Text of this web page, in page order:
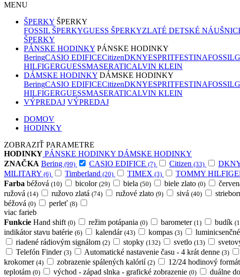
MENU
ŠPERKY ŠPERKY
FOSSIL ŠPERKYGUESS ŠPERKYZLATÉ DETSKÉ
ŠPERKY
PÁNSKE HODINKY PÁNSKE HODINKY
BeringCASIO EDIFICECitizenDKNYESPRITFESTINAFOSSIL
HILFIGERGUESSMASERATICALVIN KLEIN
DÁMSKE HODINKY DÁMSKE HODINKY
BeringCASIO EDIFICECitizenDKNYESPRITFESTINAFOSSIL
HILFIGERGUESSMASERATICALVIN KLEIN
VÝPREDAJ VÝPREDAJ
DOMOV
HODINKY
ZOBRAZIŤ PARAMETRE
HODINKY PÁNSKE HODINKY DÁMSKE HODINKY
ZNAČKA Bering (99) CASIO EDIFICE (7) Citizen (33)
MILITARY (6) Timberland (20) TIMEX (3) TOMMY
Farba béžová (10) bicolor (29) biela (50) biele zlato (0)
ružová (14) ružovo zlatá (74) ružové zlato (9) sivá (40)
béžová (0) perleť (8)
viac farieb
Funkcie Hand shift (0) režim potápania (0) barometer (1) budík
indikátor stavu batérie (6) kalendár (43) kompas (3)
riadené rádiovým signálom (2) stopky (132) svetlo (13)
Telefón Finder (3) Automatické nastavenie času - 4 krát denne (3)
krokomer (4) zobrazenie spálených kalórií (2) 12/24 hodinový formát
teplotám (0) východ - západ slnka - grafické zobrazenie (0) duálne